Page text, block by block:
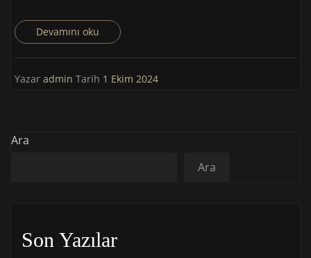
Devamını oku
Yazar admin Tarih 1 Ekim 2024
Ara
Ara
Son Yazılar